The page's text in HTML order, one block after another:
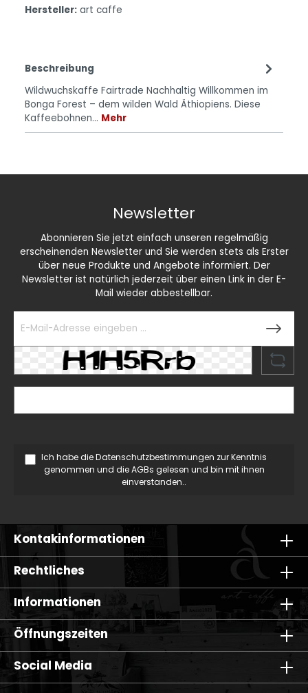
Hersteller: art caffe
Beschreibung
Wildwuchskaffe Fairtrade Nachhaltig Willkommen im
Bonga Forest – dem wilden Wald Äthiopiens. Diese
Kaffeebohnen… Mehr
Newsletter
Abonnieren Sie jetzt einfach unseren regelmäßig
erscheinenden Newsletter und Sie werden stets als Erster
über neue Produkte und Angebote informiert. Der
Newsletter ist natürlich jederzeit über einen Link in der E-
Mail wieder abbestellbar.
Ich habe dieDatenschutzbestimmungen zur Kenntnis
genommen und dieAGBs gelesen und bin mit ihnen
einverstanden..
Kontakinformationen
Rechtliches
Informationen
Öffnungszeiten
Social Media